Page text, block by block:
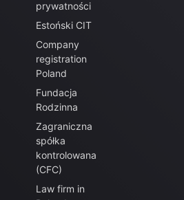
prywatności
Estoński CIT
Company
registration
Poland
Fundacja
Rodzinna
Zagraniczna
spółka
kontrolowana
(CFC)
Law firm in